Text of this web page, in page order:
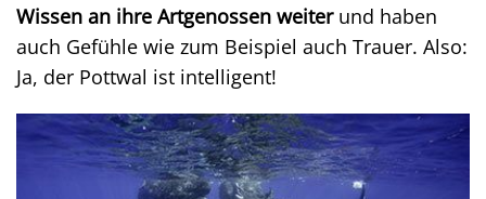
Wissen an ihre Artgenossen weiterund haben
auch Gefühle wie zum Beispiel auch Trauer. Also:
Ja, der Pottwal ist intelligent!